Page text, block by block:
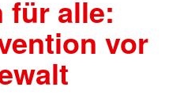
für alle:
vor